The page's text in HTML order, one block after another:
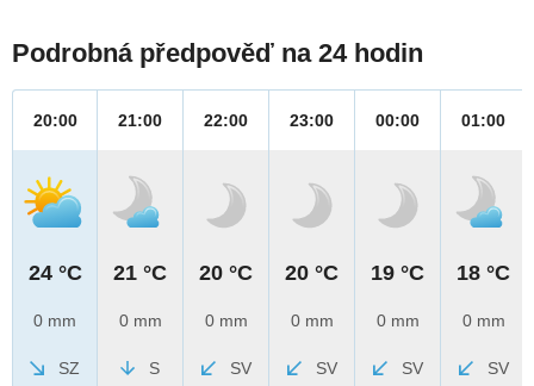
Podrobná předpověď na 24 hodin
20:00
24 °C
0 mm
SZ
21:00
21 °C
0 mm
S
22:00
20 °C
0 mm
SV
23:00
20 °C
0 mm
SV
00:00
19 °C
0 mm
SV
01:00
18 °C
0 mm
SV